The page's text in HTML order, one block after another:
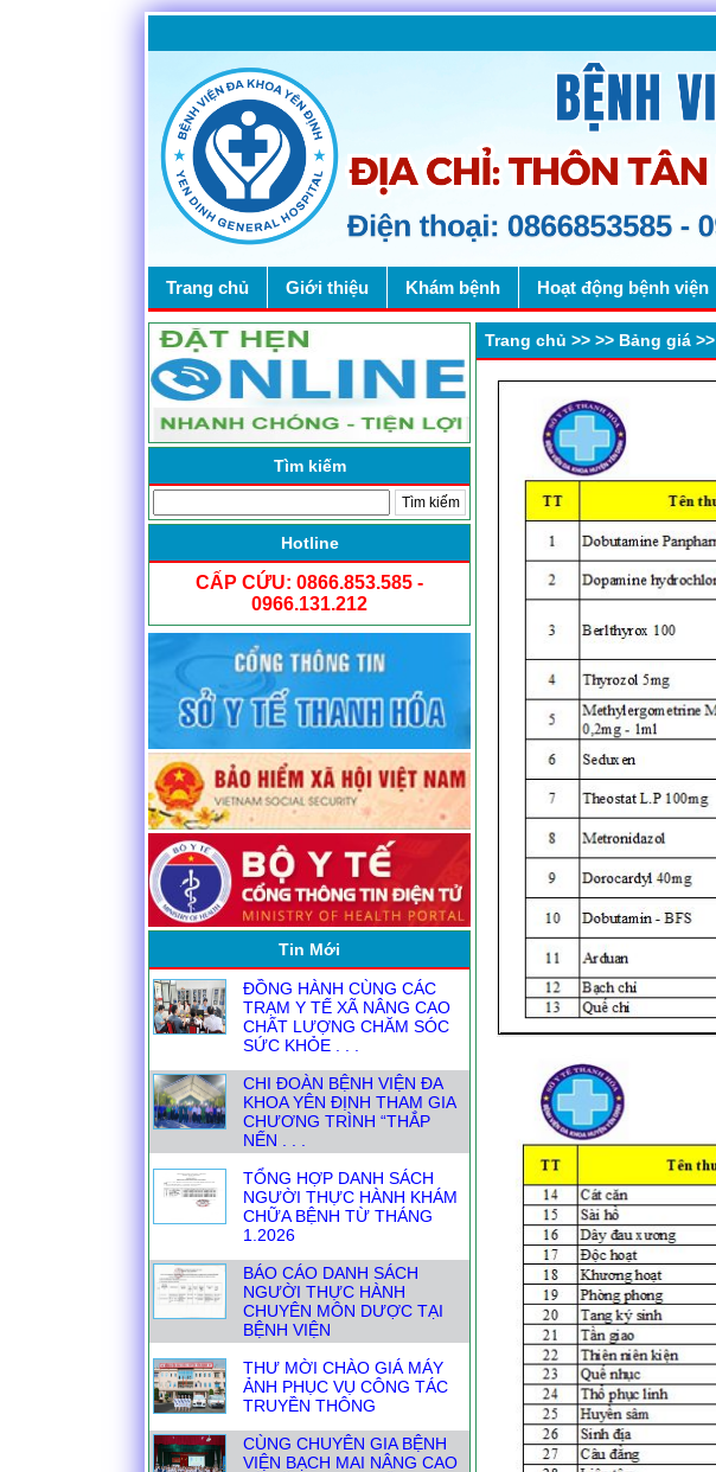
Trang chủ Giới thiệu Khám bệnh Hoạt động bệnh viện
Tìm kiếm
Hotline
CẤP CỨU: 0866.853.585 -
0966.131.212
Tin Mới
NGƯỜI ĐĂNG KÝ THỰC
HÀNH KHÁM CHỮA BỆNH
TỪ1.8
ĐỒNG HÀNH CÙNG CÁC
TRẠM Y TẾ XÃ NÂNG CAO
CHẤT LƯỢNG CHĂM SÓC
SỨC KHỎE . . .
CHI ĐOÀN BỆNH VIỆN ĐA
KHOA YÊN ĐỊNH THAM GIA
CHƯƠNG TRÌNH “THẮP
NẾN . . .
TỔNG HỢP DANH SÁCH
NGƯỜI THỰC HÀNH KHÁM
CHỮA BỆNH TỪ THÁNG
1.2026
BÁO CÁO DANH SÁCH
NGƯỜI THỰC HÀNH
CHUYÊN MÔN DƯỢC TẠI
BỆNH VIỆN
THƯ MỜI CHÀO GIÁ MÁY
ẢNH PHỤC VỤ CÔNG TÁC
TRUYỀN THÔNG
CÙNG CHUYÊN GIA BỆNH
VIỆN BẠCH MAI NÂNG CAO
KỸ NĂNG GIAO TIẾP
TRONG . . .
Trang chủ >> >> Bảng giá >>